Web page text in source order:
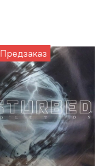
Предзаказ